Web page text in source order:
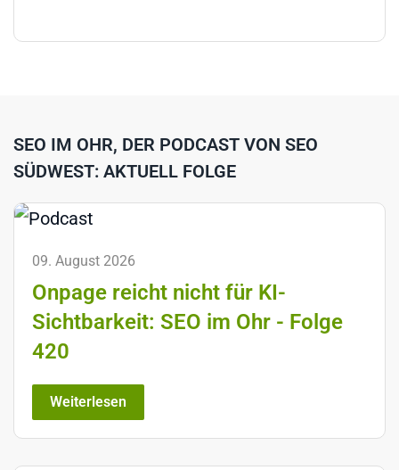
SEO IM OHR, DER PODCAST VON SEO
SÜDWEST: AKTUELL FOLGE
09. August 2026
Onpage reicht nicht für KI-
Sichtbarkeit: SEO im Ohr - Folge
420
Weiterlesen